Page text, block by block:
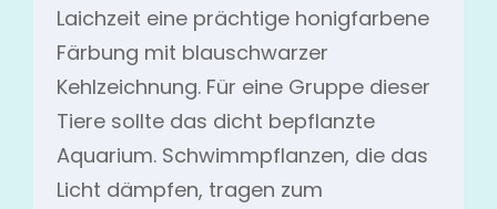
Laichzeit eine prächtige honigfarbene
Färbung mit blauschwarzer
Kehlzeichnung. Für eine Gruppe dieser
Tiere sollte das dicht bepflanzte
Aquarium. Schwimmpflanzen, die das
Licht dämpfen, tragen zum